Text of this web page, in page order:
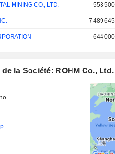
MINING CO., LTD. 553 500
7 489 645
644 000
la Société: ROHM Co., Ltd.